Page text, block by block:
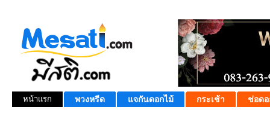
หน้าแรก พวงหรีด แจกันดอกไม้ กระเช้า ช่อดอ